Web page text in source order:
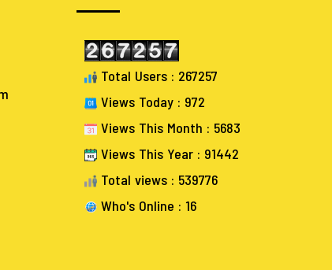
Total Users : 267257
Views Today : 972
Views This Month : 5683
Views This Year : 91442
Total views : 539776
Who's Online : 16